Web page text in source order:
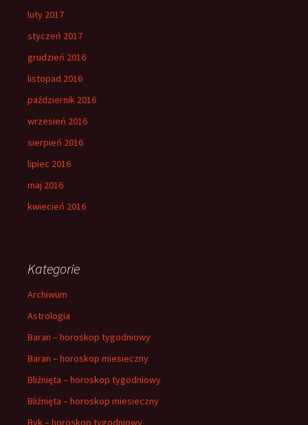
luty 2017
styczeń 2017
grudzień 2016
listopad 2016
październik 2016
wrzesień 2016
sierpień 2016
lipiec 2016
maj 2016
kwiecień 2016
Kategorie
Archiwum
Astrologia
Baran – horoskop tygodniowy
Baran – horoskop miesieczny
Bliźnięta – horoskop tygodniowy
Bliźnięta – horoskop miesieczny
Byk – horoskop tygodniowy